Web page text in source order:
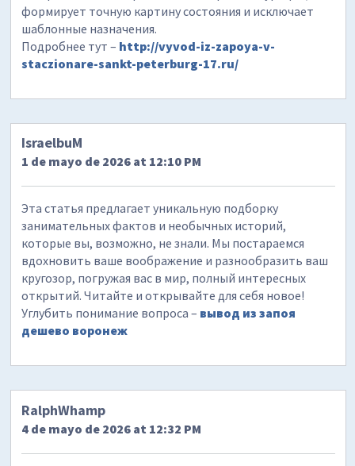
формирует точную картину состояния и исключает
шаблонные назначения.
Подробнее тут – http://vyvod-iz-zapoya-v-
staczionare-sankt-peterburg-17.ru/
IsraelbuM
1 de mayo de 2026 at 12:10 PM
Эта статья предлагает уникальную подборку
занимательных фактов и необычных историй,
которые вы, возможно, не знали. Мы постараемся
вдохновить ваше воображение и разнообразить ваш
кругозор, погружая вас в мир, полный интересных
открытий. Читайте и открывайте для себя новое!
Углубить понимание вопроса – вывод из запоя
дешево воронеж
RalphWhamp
4 de mayo de 2026 at 12:32 PM